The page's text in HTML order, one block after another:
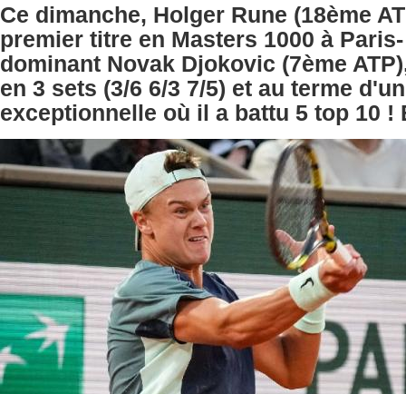
Ce dimanche, Holger Rune (18ème
premier titre en Masters 1000 à
dominant Novak Djokovic (7ème
en 3 sets (3/6 6/3 7/5) et au terme
exceptionnelle où il a battu 5 top 10 !